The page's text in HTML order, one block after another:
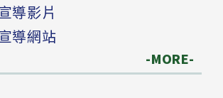
導影片
導網站
-MORE-